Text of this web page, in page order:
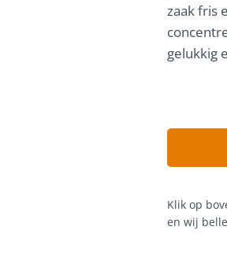
zaak fris
gelukkig
Klik op
en wij